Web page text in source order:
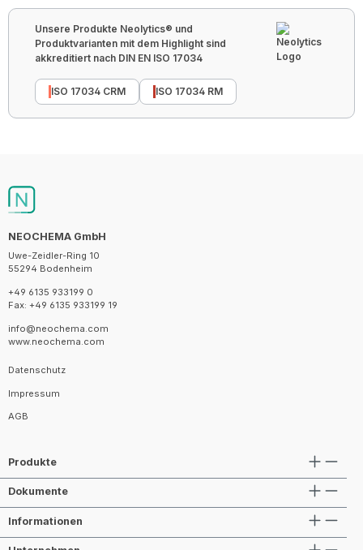
Unsere Produkte Neolytics® und
Produktvarianten mit dem Highlight sind
akkreditiert nach DIN EN ISO 17034
ISO 17034 CRM ISO 17034 RM
NEOCHEMA GmbH
Uwe-Zeidler-Ring 10
55294 Bodenheim
+49 6135 933199 0
Fax: +49 6135 933199 19
info@neochema.com
www.neochema.com
Datenschutz
Impressum
AGB
Produkte
Dokumente
Informationen